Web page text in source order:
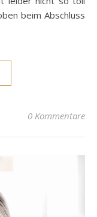
beim Abschluss
0 Kommentare